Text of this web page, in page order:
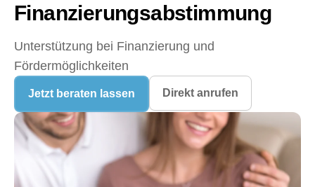
Finanzierungsabstimmung
Unterstützung bei Finanzierung und
Fördermöglichkeiten
Jetzt beraten lassen Direkt anrufen